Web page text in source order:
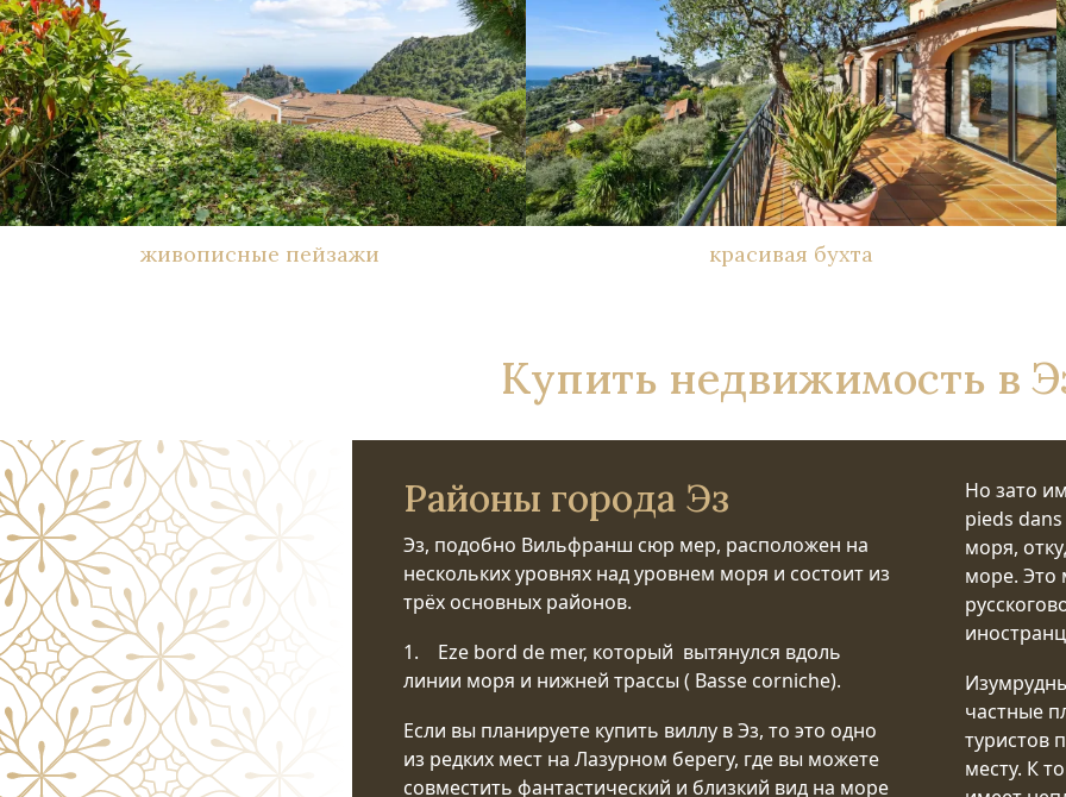
живописные пейзажи красивая бухта
Купить недвижимость в
Районы города Эз
Эз, подобно Вильфранш сюр мер, расположен на
нескольких уровнях над уровнем моря и состоит из
трёх основных районов.
1. Eze bord de mer, который вытянулся вдоль
линии моря и нижней трассы ( Basse corniche).
Если вы планируете купить виллу в Эз, то это одно
из редких мест на Лазурном берегу, где вы можете
совместить фантастический и близкий вид на море
Но зато
pieds dans
моря,
море. Это
частные
туристов
месту. К